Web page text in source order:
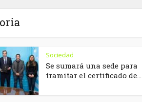
Sociedad
Se sumará una sede para
tramitar el certificado de...